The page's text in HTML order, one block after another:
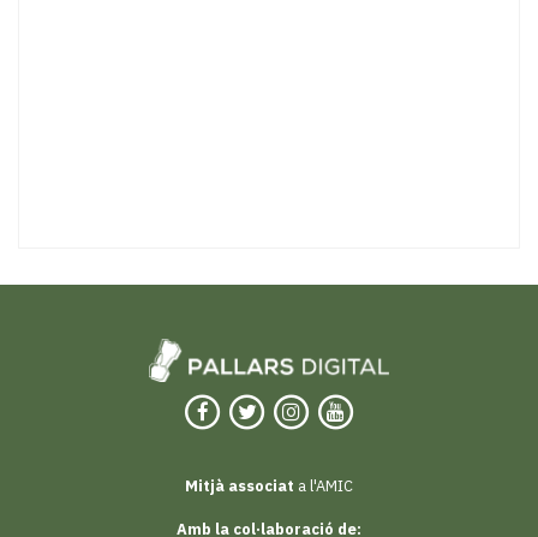
Mitjà associat a l'AMIC
Amb la col·laboració de: